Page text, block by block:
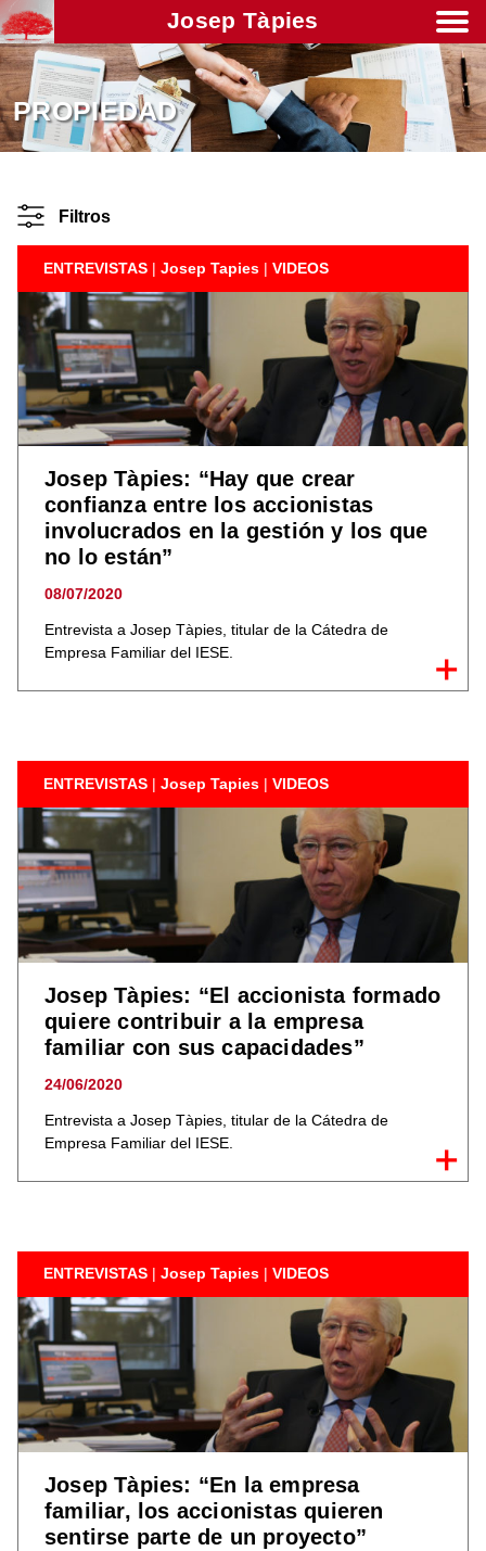
Josep Tàpies
PROPIEDAD
Filtros
ENTREVISTAS | Josep Tapies | VIDEOS
Josep Tàpies: “Hay que crear
confianza entre los accionistas
involucrados en la gestión y los que
no lo están”
08/07/2020
Entrevista a Josep Tàpies, titular de la Cátedra de
Empresa Familiar del IESE.
ENTREVISTAS | Josep Tapies | VIDEOS
Josep Tàpies: “El accionista formado
quiere contribuir a la empresa
familiar con sus capacidades”
24/06/2020
Entrevista a Josep Tàpies, titular de la Cátedra de
Empresa Familiar del IESE.
ENTREVISTAS | Josep Tapies | VIDEOS
Josep Tàpies: “En la empresa
familiar, los accionistas quieren
sentirse parte de un proyecto”